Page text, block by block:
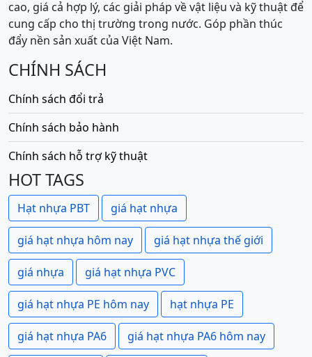
cao, giá cả hợp lý, các giải pháp về vật liệu và kỹ thuật để
cung cấp cho thị trường trong nước. Góp phần thúc
đẩy nền sản xuất của Việt Nam.
CHÍNH SÁCH
Chính sách đổi trả
Chính sách bảo hành
Chính sách hỗ trợ kỹ thuật
HOT TAGS
Hạt nhựa PBT giá hạt nhựa
giá hạt nhựa hôm nay giá hạt nhựa thế giới
giá nhựa giá hạt nhựa PVC
giá hạt nhựa PE hôm nay hạt nhựa PE
giá hạt nhựa PA6 giá hạt nhựa PA6 hôm nay